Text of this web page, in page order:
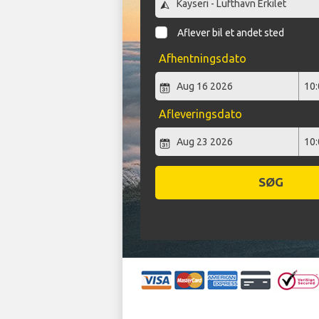
Aflever bil et andet sted
Afhentningsdato
Afleveringsdato
SØG